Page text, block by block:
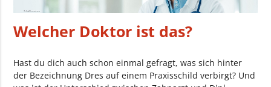
Welcher Doktor ist das?
Hast du dich auch schon einmal gefragt, was sich hinter
der Bezeichnung Dres auf einem Praxisschild verbirgt? Und